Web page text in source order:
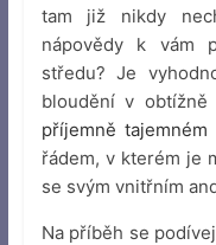
tam již nikdy
nápovědy k vám
středu? Je
bloudění v obtížně
příjemně tajemném
řádem, v kterém je
se svým vnitřním
Na příběh se